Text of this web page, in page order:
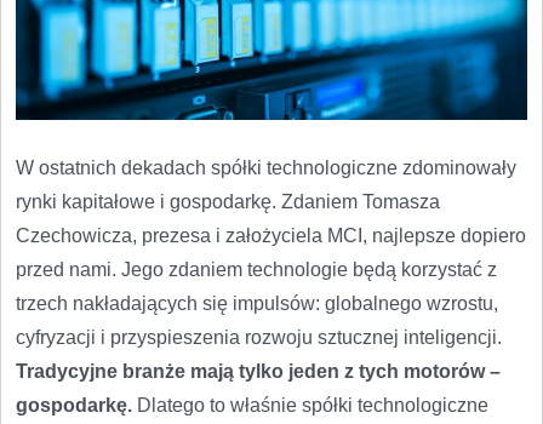
W ostatnich dekadach spółki technologiczne zdominowały
rynki kapitałowe i gospodarkę. Zdaniem Tomasza
Czechowicza, prezesa i założyciela MCI, najlepsze dopiero
przed nami. Jego zdaniem technologie będą korzystać z
trzech nakładających się impulsów: globalnego wzrostu,
cyfryzacji i przyspieszenia rozwoju sztucznej inteligencji.
Tradycyjne branże mają tylko jeden z tych motorów –
gospodarkę. Dlatego to właśnie spółki technologiczne